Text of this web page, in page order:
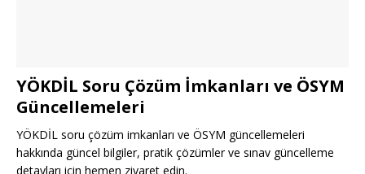
YÖKDİL Soru Çözüm İmkanları ve ÖSYM
Güncellemeleri
YÖKDİL soru çözüm imkanları ve ÖSYM güncellemeleri
hakkında güncel bilgiler, pratik çözümler ve sınav güncelleme
detayları için hemen ziyaret edin.